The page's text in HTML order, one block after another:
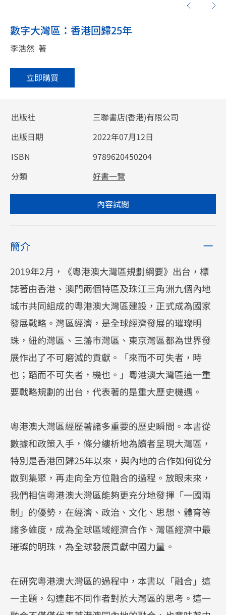
數字大灣區：香港回歸25年
李浩然 著
立即購買
出版社
三聯書店(香港)有限公司
出版日期
2022年07月12日
ISBN
9789620450204
分類
好書一覽
內容試閲
簡介
2019年2月，《粵港澳大灣區規劃綱要》出台，標
誌著由香港、澳門兩個特區及珠江三角洲九個內地
城市共同組成的粵港澳大灣區建設，正式成為國家
發展戰略。灣區經濟，是全球經濟發展的璀璨明
珠，紐約灣區、三藩市灣區、東京灣區都為世界發
展作出了不可磨滅的貢獻。「來而不可失者，時
也；蹈而不可失者，機也。」粵港澳大灣區這一重
要戰略規劃的出台，代表著的是重大歷史機遇。
粵港澳大灣區經歷著諸多重要的歷史瞬間。本書從
數據和政策入手，條分縷析地為讀者呈現大灣區，
特別是香港回歸25年以來，與內地的合作如何從分
散到集聚，再走向全方位融合的過程。放眼未來，
我們相信粵港澳大灣區能夠更充分地發揮「一國兩
制」的優勢，在經濟、政治、文化、思想、體育等
諸多維度，成為全球區域經濟合作、灣區經濟中最
璀璨的明珠，為全球發展貢獻中國力量。
在研究粵港澳大灣區的過程中，本書以「融合」這
一主題，勾連起不同作者對於大灣區的思考。這一